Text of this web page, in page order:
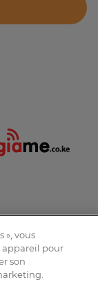
Dakar
», vous
appareil pour
son